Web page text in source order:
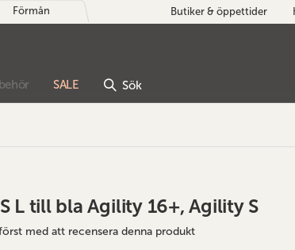
Förmån Butiker & öppettider
SALE Sök
L till bla Agility 16+, Agility S
med att recensera denna produkt